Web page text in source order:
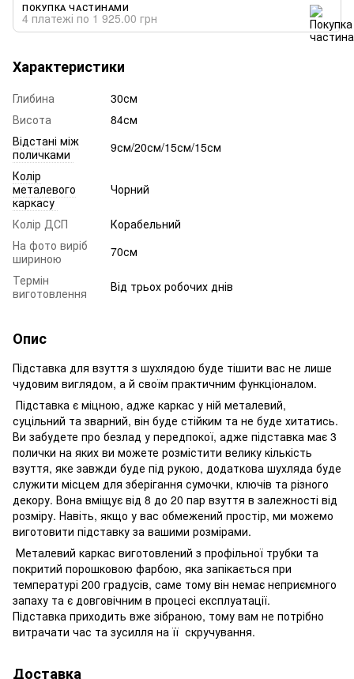
ПОКУПКА ЧАСТИНАМИ
4 платежі по 1 925.00 грн
Характеристики
Глибина
30см
Висота
84см
Відстані між
поличками
9см/20см/15см/15см
Колір
металевого
каркасу
Чорний
Колір ДСП
Корабельний
На фото виріб
шириною
70см
Термін
виготовлення
Від трьох робочих днів
Опис
Підставка для взуття з шухлядою буде тішити вас не лише
чудовим виглядом, а й своїм практичним функціоналом.
Підставка є міцною, адже каркас у ній металевий,
суцільний та зварний, він буде стійким та не буде хитатись.
Ви забудете про безлад у передпокої, адже підставка має 3
полички на яких ви можете розмістити велику кількість
взуття, яке завжди буде під рукою, додаткова шухляда буде
служити місцем для зберігання сумочки, ключів та різного
декору. Вона вміщує від 8 до 20 пар взуття в залежності від
розміру. Навіть, якщо у вас обмежений простір, ми можемо
виготовити підставку за вашими розмірами.
Металевий каркас виготовлений з профільної трубки та
покритий порошковою фарбою, яка запікається при
температурі 200 градусів, саме тому він немає неприємного
запаху та є довговічним в процесі експлуатації.
Підставка приходить вже зібраною, тому вам не потрібно
витрачати час та зусилля на її скручування.
Доставка